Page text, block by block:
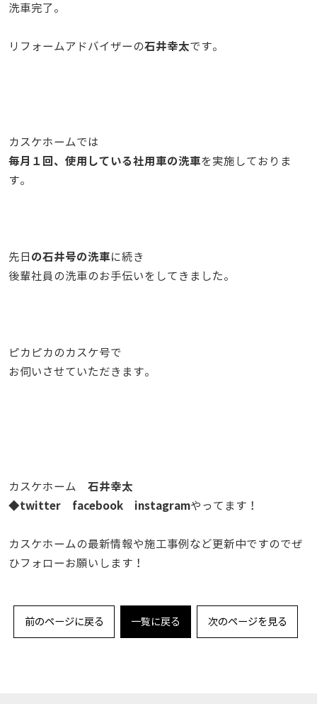
洗車完了。
リフォームアドバイザーの石井幸太です。
カスケホームでは
毎月１回、使用している社用車の洗車を実施しておりま
す。
先日 の石井号の洗車に続き
後輩社員の洗車のお手伝いをしてきました。
ピカピカのカスケ号で
お伺いさせていただきます。
カスケホーム 石井幸太
◆twitter facebook instagramやってます！
カスケホームの最新情報や施工事例など更新中ですのでぜ
ひフォローお願いします！
前のページに戻る 一覧に戻る 次のページを見る